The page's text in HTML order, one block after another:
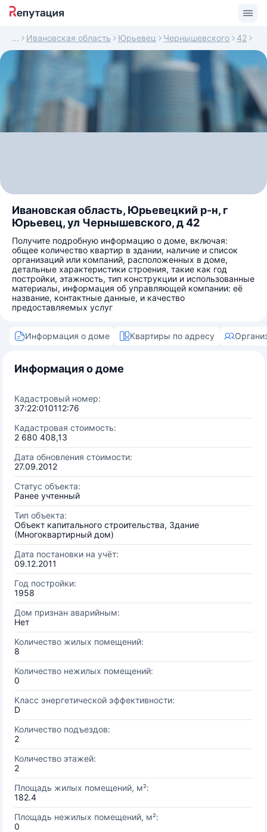
Ивановская область Юрьевец Чернышевского 42
Ивановская область, Юрьевецкий р-н, г
Юрьевец, ул Чернышевского, д 42
Получите подробную информацию о доме, включая:
общее количество квартир в здании, наличие и список
организаций или компаний, расположенных в доме,
детальные характеристики строения, такие как год
постройки, этажность, тип конструкции и использованные
материалы, информация об управляющей компании: её
название, контактные данные, и качество
предоставляемых услуг
Информация о доме Квартиры по адресу
Информация о доме
Кадастровый номер:
37:22:010112:76
Кадастровая стоимость:
2 680 408,13
Дата обновления стоимости:
27.09.2012
Статус объекта:
Ранее учтенный
Тип объекта:
Объект капитального строительства, Здание
(Многоквартирный дом)
Дата постановки на учёт:
09.12.2011
Год постройки:
1958
Дом признан аварийным:
Нет
Количество жилых помещений:
8
Количество нежилых помещений:
0
Класс энергетической эффективности:
D
Количество подъездов:
2
Количество этажей:
2
Площадь жилых помещений, м²:
182.4
Площадь нежилых помещений, м²:
0